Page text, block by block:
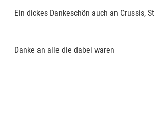
Ein dickes Dankeschön auch an Crussis,
Danke an alle die dabei waren